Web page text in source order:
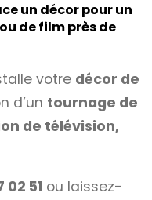
un décor pour un
de film près de
votre décor de
d’un tournage de
de télévision,
02 51 ou laissez-